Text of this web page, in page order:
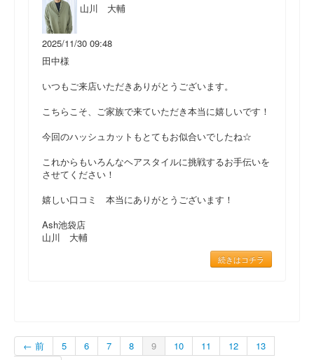
山川 大輔
2025/11/30 09:48
田中様
いつもご来店いただきありがとうございます。
こちらこそ、ご家族で来ていただき本当に嬉しいです！
今回のハッシュカットもとてもお似合いでしたね☆
これからもいろんなヘアスタイルに挑戦するお手伝いを
させてください！
嬉しい口コミ 本当にありがとうございます！
Ash池袋店
山川 大輔
続きはコチラ
← 前 5 6 7 8 9 10 11 12
13